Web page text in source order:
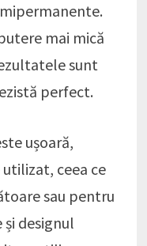
mai mică
sunt
perfect.
ușoară,
ceea ce
sau pentru
și designul